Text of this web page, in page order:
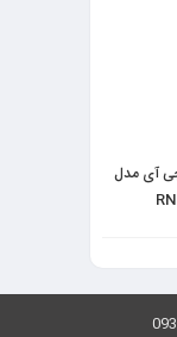
جی آی مدل